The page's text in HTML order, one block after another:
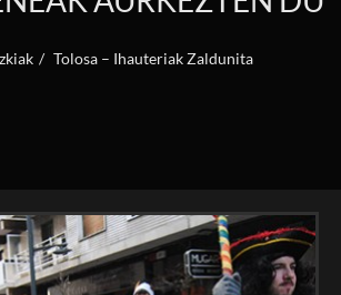
Tolosa – Ihauteriak Zaldunita